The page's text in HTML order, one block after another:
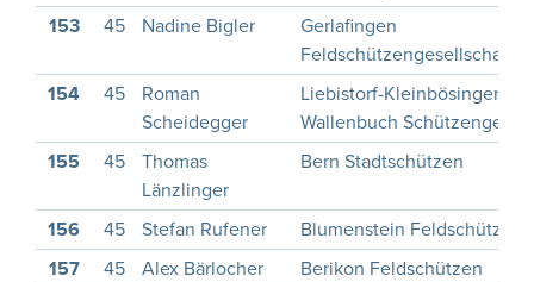
153
45 Nadine Bigler
Gerlafingen
Feldschützengesellschaft
154
45
Roman
Scheidegger
Liebistorf-Kleinbösingen-
Wallenbuch Schützenges.
155
45
Thomas
Länzlinger
Bern Stadtschützen
156 45 Stefan Rufener
Blumenstein Feldschützen
157
45 Alex Bärlocher
Berikon Feldschützen